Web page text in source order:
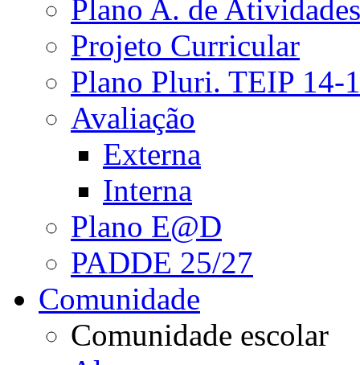
Plano A. de Atividades
Projeto Curricular
Plano Pluri. TEIP 14-
Avaliação
Externa
Interna
Plano E@D
PADDE 25/27
Comunidade
Comunidade escolar